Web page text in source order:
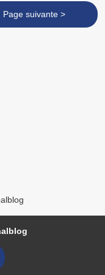
Page suivante >